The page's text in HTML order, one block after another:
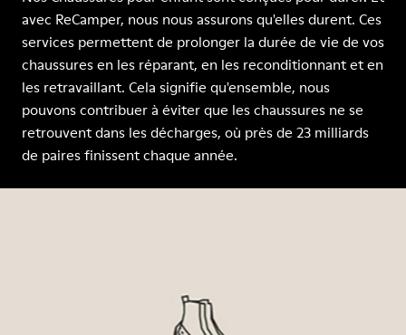
avec ReCamper, nous nous assurons qu'elles durent. Ces
services permettent de prolonger la durée de vie de vos
chaussures en les réparant, en les reconditionnant et en
les retravaillant. Cela signifie qu'ensemble, nous
pouvons contribuer à éviter que les chaussures ne se
retrouvent dans les décharges, où près de 23 milliards
de paires finissent chaque année.